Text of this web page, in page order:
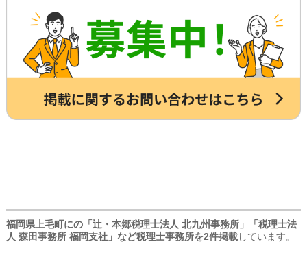
福岡県上毛町にの「辻・本郷税理士法人 北九州事務所」「税理士法
人 森田事務所 福岡支社」など税理士事務所を2件掲載しています。